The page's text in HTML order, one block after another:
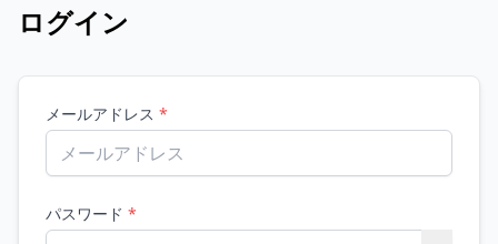
ログイン
メールアドレス *
パスワード *